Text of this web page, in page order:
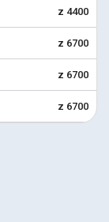
z 4400
z 6700
z 6700
z 6700